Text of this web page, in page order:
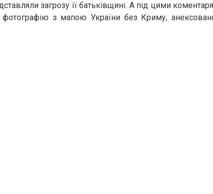
загрозу її батьківщині. А під цими
фотографію з мапою України без Криму,